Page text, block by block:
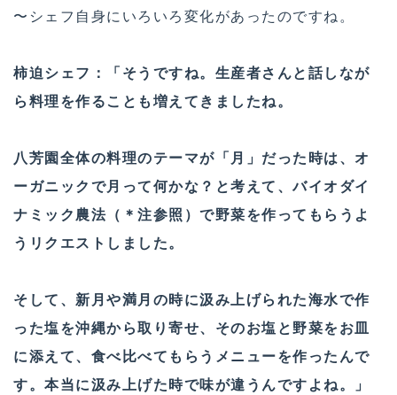
〜シェフ自身にいろいろ変化があったのですね。
柿迫シェフ：「そうですね。生産者さんと話しなが
ら料理を作るこ­とも増えてきましたね。
八芳園全体の料理のテー­マが「月」だった時は、オ
ーガニックで月って何かな？と考えて、バイオダイ
ナミック農法（＊注参照）で野菜を作ってもらうよ
うリクエストしました。
そして、新月や満月の時に汲み上げられた海水で作
った塩を沖縄から取り寄せ、そ­のお塩と野菜をお皿
に添えて、食べ比べてもらうメニューを作­ったんで
す。本当に汲み上げた時で味が違うんですよね。」